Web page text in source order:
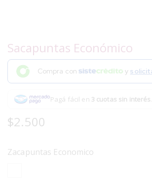
Sacapuntas Económico
Compra con y
Pagá fácil en 3 cuotas sin interés.
$2.500
Zacapuntas Economico